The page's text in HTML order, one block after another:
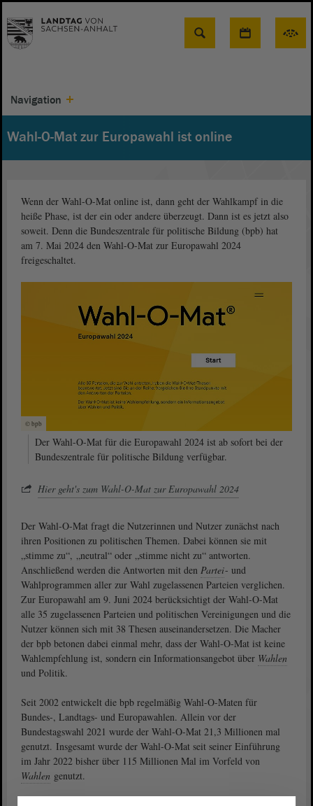
Suche
Navigation
Wahl-O-Mat zur Europawahl ist online
Wenn der Wahl-O-Mat online ist, dann geht der Wahlkampf in die
heiße Phase, ist der ein oder andere überzeugt. Dann ist es jetzt also
soweit. Denn die Bundeszentrale für politische Bildung (bpb) hat
am 7. Mai 2024 den Wahl-O-Mat zur Europawahl 2024
freigeschaltet.
© bpb
Der Wahl-O-Mat für die Europawahl 2024 ist ab sofort bei der
Bundeszentrale für politische Bildung verfügbar.
Hier geht's zum Wahl-O-Mat zur Europawahl 2024
Der Wahl-O-Mat fragt die Nutzerinnen und Nutzer zunächst nach
ihren Positionen zu politischen Themen. Dabei können sie mit
„stimme zu“, „neutral“ oder „stimme nicht zu“ antworten.
Anschließend werden die Antworten mit den Partei- und
Wahlprogrammen aller zur Wahl zugelassenen Parteien verglichen.
Zur Europawahl am 9. Juni 2024 berücksichtigt der Wahl-O-Mat
alle 35 zugelassenen Parteien und politischen Vereinigungen und die
Nutzer können sich mit 38 Thesen auseinandersetzen. Die Macher
der bpb betonen dabei einmal mehr, dass der Wahl-O-Mat ist keine
Wahlempfehlung ist, sondern ein Informationsangebot über Wahlen
und Politik.
Seit 2002 entwickelt die bpb regelmäßig Wahl-O-Maten für
Bundes-, Landtags- und Europawahlen. Allein vor der
Bundestagswahl 2021 wurde der Wahl-O-Mat 21,3 Millionen mal
genutzt. Insgesamt wurde der Wahl-O-Mat seit seiner Einführung
im Jahr 2022 bisher über 115 Millionen Mal im Vorfeld von
Wahlen genutzt.